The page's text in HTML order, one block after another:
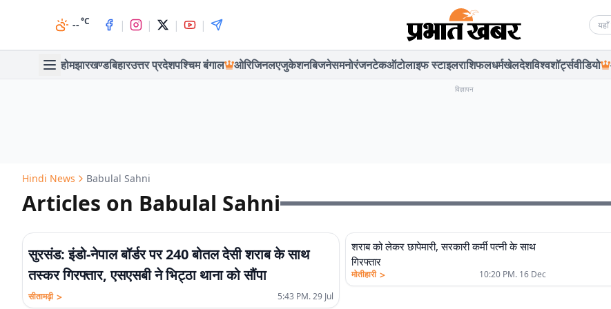
--°C | | | |
होमझारखण्डबिहारउत्तर प्रदेशपश्चिम बंगाल ओरिजिनलएजुकेशनबिजनेसमनोरंजनटेकऑटोलाइफ स्टाइलराशिफलधर्मखेलदेशविश्वशॉर्ट्सवीडियो
विज्ञापन
Hindi News Babulal Sahni
Articles on Babulal Sahni
सुरसंड: इंडो-नेपाल बॉर्डर पर 240 बोतल देसी शराब के साथ
तस्कर गिरफ्तार, एसएसबी ने भिट्ठा थाना को सौंपा
सीतामढ़ी > 5:43 PM. 29 Jul
शराब को लेकर छापेमारी, सरकारी कर्मी पत्नी के साथ
गिरफ्तार
मोतीहारी > 10:20 PM. 16 Dec